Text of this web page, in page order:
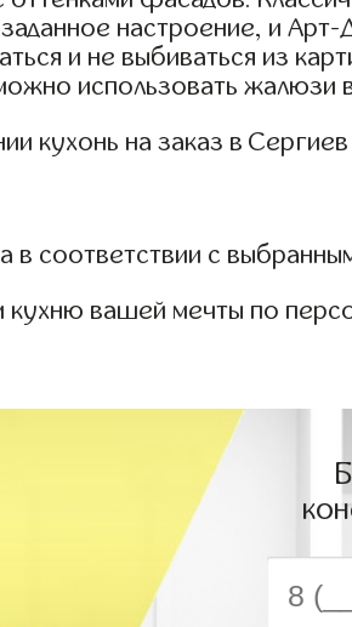
настроение, и
и не выбиваться из
использовать жалюзи
кухонь на заказ в
с выбранным
вашей мечты по